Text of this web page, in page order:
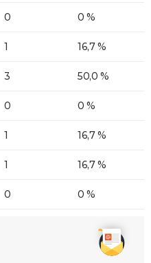
0 0 %
1 16,7 %
3 50,0 %
0 0 %
1 16,7 %
1 16,7 %
0 0 %